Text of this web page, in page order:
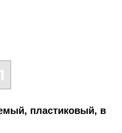
пластиковый, в